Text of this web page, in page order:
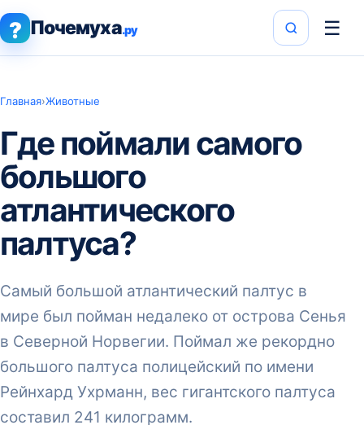
? Почемуха.ру ☰
Главная›Животные
Где поймали самого
большого
атлантического
палтуса?
Самый большой атлантический палтус в
мире был пойман недалеко от острова Сенья
в Северной Норвегии. Поймал же рекордно
большого палтуса полицейский по имени
Рейнхард Ухрманн, вес гигантского палтуса
составил 241 килограмм.